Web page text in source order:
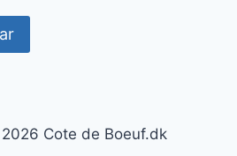
Cote de Boeuf.dk